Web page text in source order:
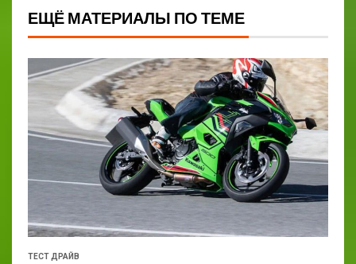
ЕЩЁ МАТЕРИАЛЫ ПО ТЕМЕ
ТЕСТ ДРАЙВ